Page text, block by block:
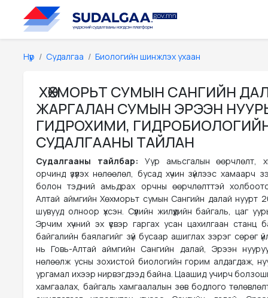
Нүүр Судалгаа Биологийн шинжлэх ухаан
ХӨХМОРЬТ СУМЫН САНГИЙН
ЖАРГАЛАН СУМЫН ЭРЭЭН
ГИДРОХИМИ,
СУДАЛГААНЫ ТАЙЛАН
Судалгааны тайлбар: Уур амьсгалын өөрчлөлт,
орчинд үзүүлэх нөлөөлөл, бусад хүчин зүйлээс хамаарч
болон тэдний амьдрах орчны өөрчлөлттэй
Алтай аймгийн Хөхморьт сумын Сангийн далай нуурт
шувууд олноор үхсэн. Сүүлийн жилүүдийн байгаль, цаг
Эрчим хүчний эх үүсвэр гаргах усан цахилгаан станц
байгалийн баялагийг зүй бусаар ашиглах зэрэг сөрөг
нь Говь-Алтай аймгийн Сангийн далай, Эрээн
нөлөөлж усны зохистой биологийн горим алдагдаж,
ургамал ихээр нирвэгдээд байна. Цаашид учирч
хамгаалах, байгаль хамгаалалын зөв бодлого